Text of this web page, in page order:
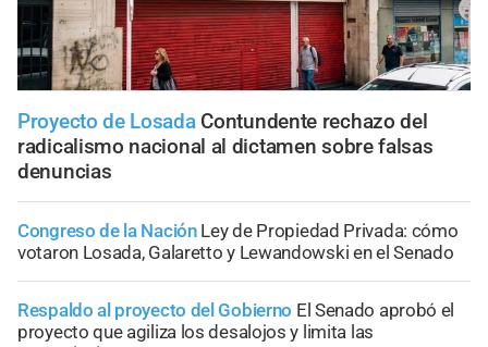
Proyecto de Losada Contundente rechazo del
radicalismo nacional al dictamen sobre falsas
denuncias
Congreso de la Nación Ley de Propiedad Privada: cómo
votaron Losada, Galaretto y Lewandowski en el Senado
Respaldo al proyecto del Gobierno El Senado aprobó el
proyecto que agiliza los desalojos y limita las